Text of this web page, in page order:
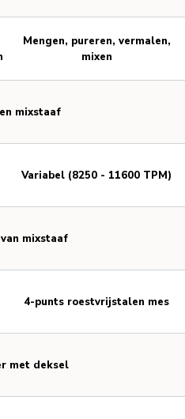
mixstaaf
mixstaaf
met deksel
Mengen, pureren, vermalen,
mixen
Variabel (8250 - 11600 TPM)
4-punts roestvrijstalen mes